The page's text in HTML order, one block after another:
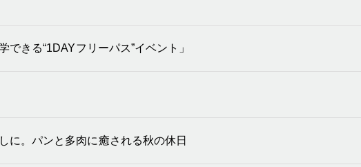
できる“1DAYフリーパス”イベント」
に。パンと多肉に癒される秋の休日